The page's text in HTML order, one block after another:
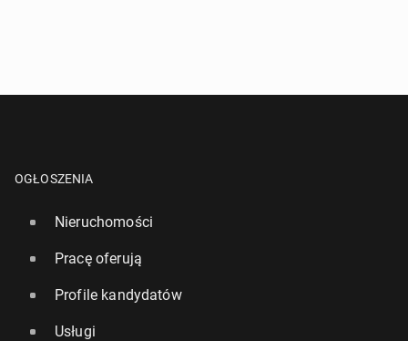
OGŁOSZENIA
Nieruchomości
Pracę oferują
Profile kandydatów
Usługi